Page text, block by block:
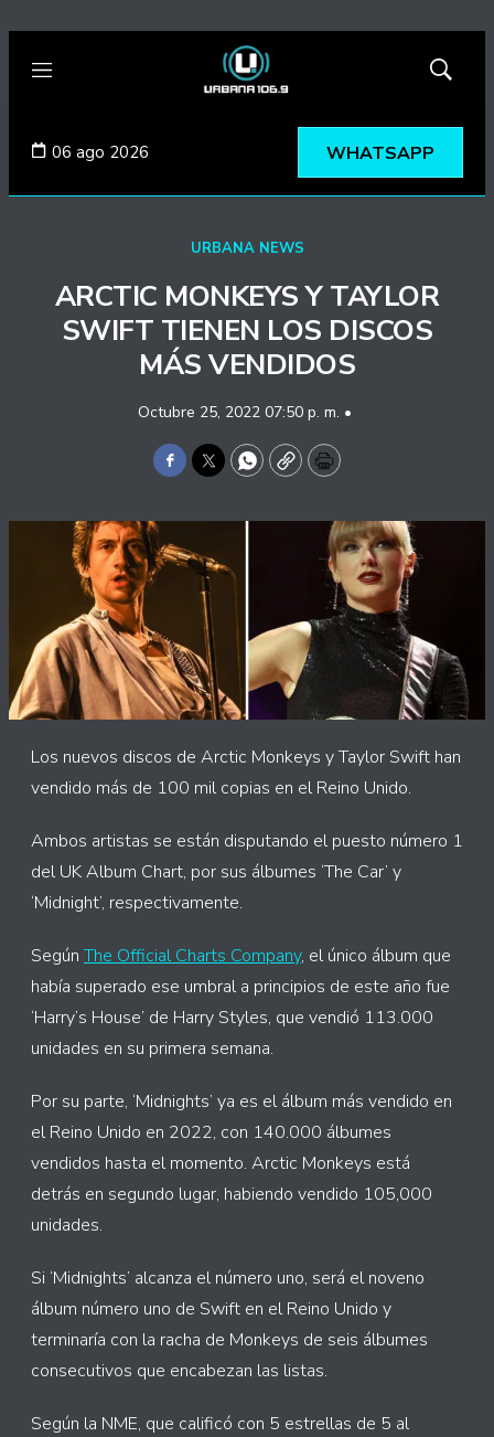
Menú
Mostrar
06 ago 2026 WHATSAPP
URBANA NEWS
ARCTIC MONKEYS Y TAYLOR
SWIFT TIENEN LOS DISCOS
MÁS VENDIDOS
Octubre 25, 2022 07:50 p. m. •
Facebook
TwitterWhatsApp
CopyPrint
Los nuevos discos de Arctic Monkeys y Taylor Swift han
vendido más de 100 mil copias en el Reino Unido.
Ambos artistas se están disputando el puesto número 1
del UK Album Chart, por sus álbumes ‘The Car’ y
‘Midnight’, respectivamente.
SegúnThe Official Charts Company, el único álbum que
había superado ese umbral a principios de este año fue
‘Harry’s House’ de Harry Styles, que vendió 113.000
unidades en su primera semana.
Por su parte, ‘Midnights’ ya es el álbum más vendido en
el Reino Unido en 2022, con 140.000 álbumes
vendidos hasta el momento. Arctic Monkeys está
detrás en segundo lugar, habiendo vendido 105,000
unidades.
Si ‘Midnights’ alcanza el número uno, será el noveno
álbum número uno de Swift en el Reino Unido y
terminaría con la racha de Monkeys de seis álbumes
consecutivos que encabezan las listas.
Según la NME, que calificó con 5 estrellas de 5 al